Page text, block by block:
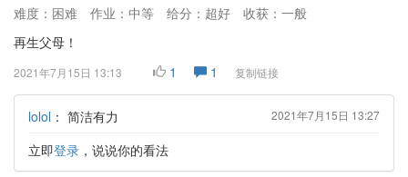
难度：困难 作业：中等 给分：超好
收获：一般
再生父母！
2021年7月15日 13:13 1 1 复制链接
lolol ： 简洁有力 2021年7月15日 13:27
立即登录 ，说说你的看法